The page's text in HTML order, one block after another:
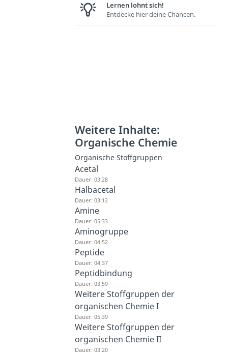
Lernen lohnt sich!
Entdecke hier deine Chancen.
Weitere Inhalte:
Organische Chemie
Organische Stoffgruppen
Acetal
Dauer: 03:28
Halbacetal
Dauer: 03:12
Amine
Dauer: 05:33
Aminogruppe
Dauer: 04:52
Peptide
Dauer: 04:37
Peptidbindung
Dauer: 03:59
Weitere Stoffgruppen der
organischen Chemie I
Dauer: 05:39
Weitere Stoffgruppen der
organischen Chemie II
Dauer: 03:20